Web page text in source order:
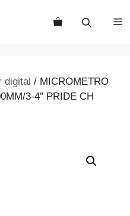
digital / MICROMETRO
3-4″ PRIDE CH